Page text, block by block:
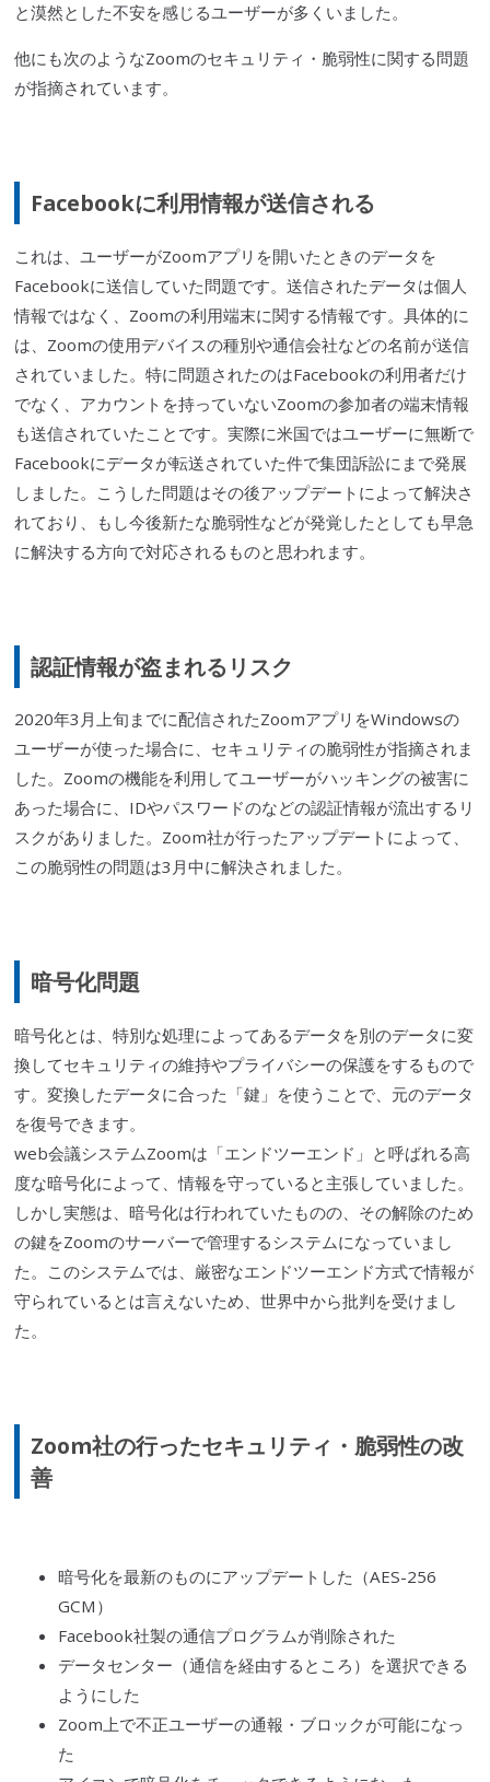
と漠然とした不安を感じるユーザーが多くいました。
他にも次のようなZoomのセキュリティ・ 脆弱性に関する問題
が指摘されています。
Facebookに利用情報が送信される
これは、ユーザーがZoomアプリを開いたときのデータを
Facebookに送信していた問題です。送信されたデータは個人
情報ではなく、Zoomの利用端末に関する情報です。具体的に
は、Zoomの使用デバイスの種別や通信会社などの名前が送信
されていました。特に問題されたのはFacebookの利用者だけ
でなく、アカウントを持っていないZoomの参加者の端末情報
も送信されていたことです。実際に米国ではユーザーに無断で
Facebookにデータが転送されていた件で集団訴訟にまで発展
しました。こうした問題はその後アップデートによって解決さ
れており、もし今後新たな脆弱性などが発覚したとしても早急
に解決する方向で対応されるものと思われます。
認証情報が盗まれるリスク
2020年3月上旬までに配信されたZoomアプリをWindowsの
ユーザーが使った場合に、セキュリティの脆弱性が指摘されま
した。Zoomの機能を利用してユーザーがハッキングの被害に
あった場合に、IDやパスワードのなどの認証情報が流出するリ
スクがありました。Zoom社が行ったアップデートによって、
この脆弱性の問題は3月中に解決されました。
暗号化問題
暗号化とは、特別な処理によってあるデータを別のデータに変
換してセキュリティの維持やプライバシーの保護をするもので
す。変換したデータに合った「鍵」を使うことで、元のデータ
を復号できます。
web会議システムZoomは「エンドツーエンド」と呼ばれる高
度な暗号化によって、情報を守っていると主張していました。
しかし実態は、暗号化は行われていたものの、その解除のため
の鍵をZoomのサーバーで管理するシステムになっていまし
た。このシステムでは、厳密なエンドツーエンド方式で情報が
守られているとは言えないため、世界中から批判を受けまし
た。
Zoom社の行ったセキュリティ・ 脆弱性の改
善
暗号化を最新のものにアップデートした（AES-256
GCM）
Facebook社製の通信プログラムが削除された
データセンター（通信を経由するところ）を選択できる
ようにした
Zoom上で不正ユーザーの通報・ブロックが可能になっ
た